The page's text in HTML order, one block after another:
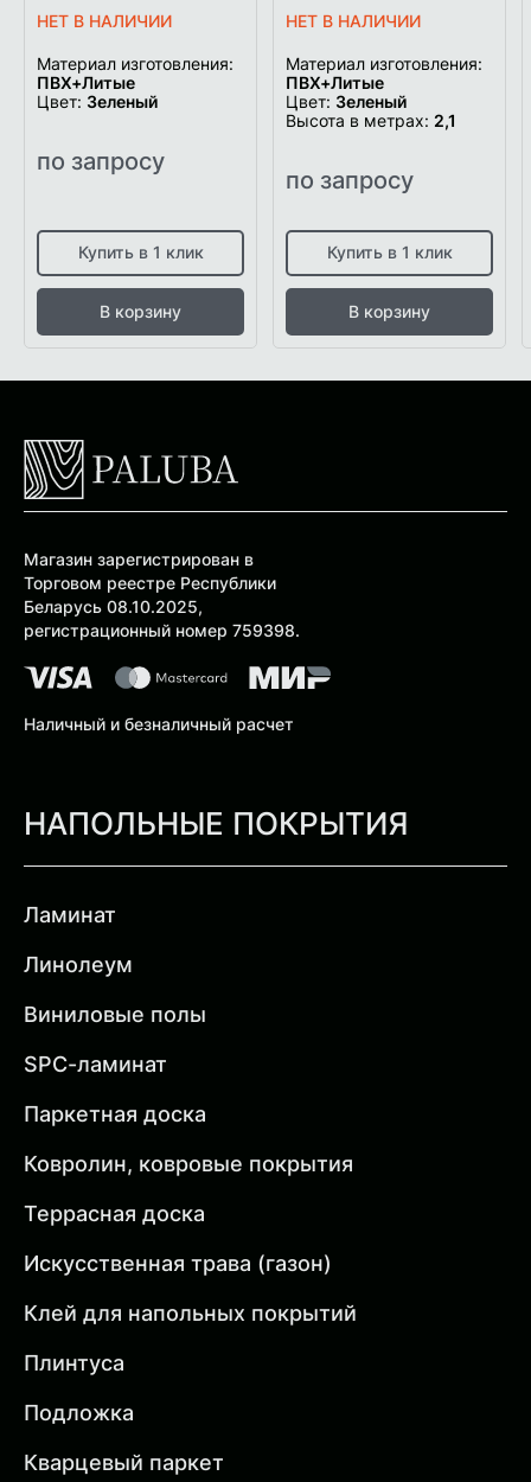
НЕТ В НАЛИЧИИ
Материал изготовления:
ПВХ+Литые
Цвет: Зеленый
по запросу
Купить в 1 клик
В корзину
НЕТ В НАЛИЧИИ
Материал изготовления:
ПВХ+Литые
Цвет: Зеленый
Высота в метрах: 2,1
по запросу
Купить в 1 клик
В корзину
Магазин зарегистрирован в
Торговом реестре Республики
Беларусь 08.10.2025,
регистрационный номер 759398.
Наличный и безналичный расчет
НАПОЛЬНЫЕ ПОКРЫТИЯ
Ламинат
Линолеум
Виниловые полы
SPC-ламинат
Паркетная доска
Ковролин, ковровые покрытия
Террасная доска
Искусственная трава (газон)
Клей для напольных покрытий
Плинтуса
Подложка
Кварцевый паркет